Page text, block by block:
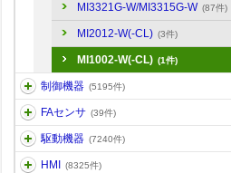
MI3321G-W/MI3315G-W (87件)
MI2012-W(-CL) (3件)
MI1002-W(-CL) (1件)
制御機器 (5195件)
FAセンサ (39件)
駆動機器 (7240件)
HMI (8325件)